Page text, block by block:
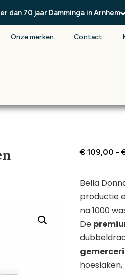
dan 70 jaar Damminga in Arnhem
Onze merken Contact
€ 109,00 -
Bella
productie
na 1000
De